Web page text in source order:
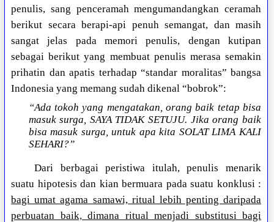
penulis, sang penceramah mengumandangkan ceramah
berikut secara berapi-api penuh semangat, dan masih
sangat jelas pada memori penulis, dengan kutipan
sebagai berikut yang membuat penulis merasa semakin
prihatin dan apatis terhadap “standar moralitas” bangsa
Indonesia yang memang sudah dikenal “bobrok”:
“Ada tokoh yang mengatakan, orang baik tetap bisa
masuk surga, SAYA TIDAK SETUJU. Jika orang baik
bisa masuk surga, untuk apa kita SOLAT LIMA KALI
SEHARI?”
Dari berbagai peristiwa itulah, penulis menarik
suatu hipotesis dan kian bermuara pada suatu konklusi :
bagi umat agama samawi, ritual lebih penting daripada
perbuatan baik, dimana ritual menjadi substitusi bagi